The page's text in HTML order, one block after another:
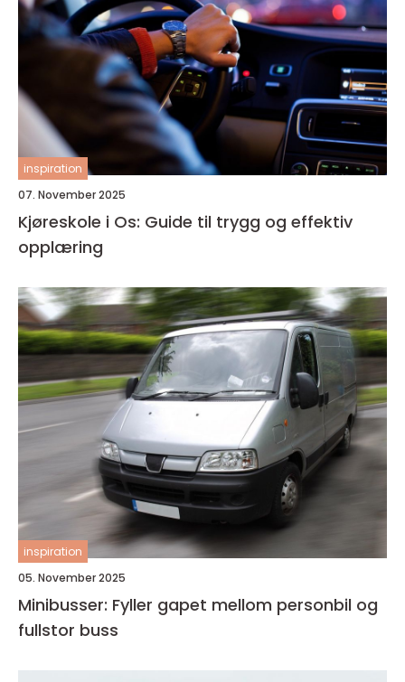
inspiration
07. November 2025
Kjøreskole i Os: Guide til trygg og effektiv
opplæring
inspiration
05. November 2025
Minibusser: Fyller gapet mellom personbil og
fullstor buss